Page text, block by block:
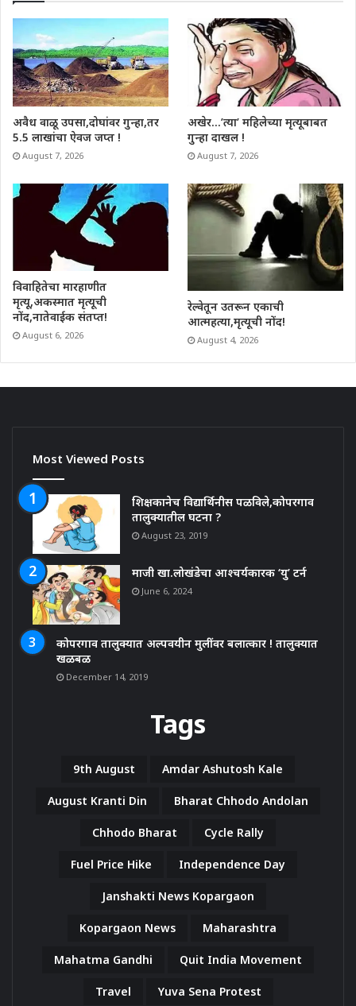
अवैध वाळू उपसा,दोघांवर गुन्हा,तर
5.5 लाखांचा ऐवज जप्त !
August 7, 2026
अखेर…’त्या’ महिलेच्या मृत्यूबाबत
गुन्हा दाखल !
August 7, 2026
विवाहितेचा मारहाणीत
मृत्यू,अकस्मात मृत्यूची
नोंद,नातेवाईक संतप्त!
August 6, 2026
रेल्वेतून उतरून एकाची
आत्महत्या,मृत्यूची नोंद!
August 4, 2026
Most Viewed Posts
शिक्षकानेच विद्यार्थिनीस पळविले,कोपरगाव
तालुक्यातील घटना ?
August 23, 2019
माजी खा.लोखंडेचा आश्चर्यकारक ‘यु’ टर्न
June 6, 2024
कोपरगाव तालुक्यात अल्पवयीन मुलींवर बलात्कार ! तालुक्यात
खळबळ
December 14, 2019
Tags
9th August Amdar Ashutosh Kale
August Kranti Din Bharat Chhodo Andolan
Chhodo Bharat Cycle Rally
Fuel Price Hike Independence Day
Janshakti News Kopargaon
Kopargaon News Maharashtra
Mahatma Gandhi Quit India Movement
Travel Yuva Sena Protest